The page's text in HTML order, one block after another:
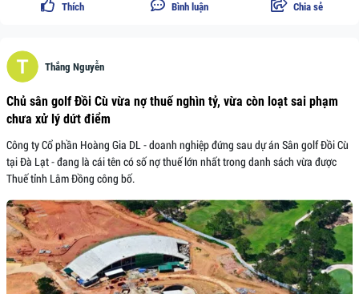
Thích Bình luận Chia sẻ
Thắng Nguyễn
Chủ sân golf Đồi Cù vừa nợ thuế nghìn tỷ, vừa còn loạt sai phạm
chưa xử lý dứt điểm
Công ty Cổ phần Hoàng Gia DL - doanh nghiệp đứng sau dự án Sân golf Đồi Cù
tại Đà Lạt - đang là cái tên có số nợ thuế lớn nhất trong danh sách vừa được
Thuế tỉnh Lâm Đồng công bố.